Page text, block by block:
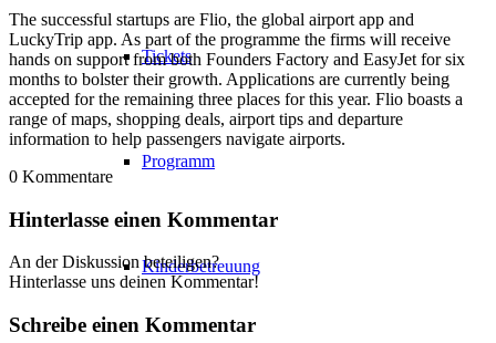
Tickets
Programm
Kinderbetreuung
The successful startups are Flio, the global airport app and
LuckyTrip app. As part of the programme the firms will receive
hands on support from both Founders Factory and EasyJet for six
months to bolster their growth. Applications are currently being
accepted for the remaining three places for this year. Flio boasts a
range of maps, shopping deals, airport tips and departure
information to help passengers navigate airports.
0 Kommentare
Hinterlasse einen Kommentar
An der Diskussion beteiligen?
Hinterlasse uns deinen Kommentar!
Schreibe einen Kommentar